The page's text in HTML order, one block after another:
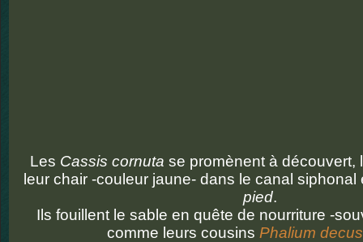
Les Cassis cornuta se promènent à découvert,
leur chair -couleur jaune- dans le canal siphonal
pied.
Ils fouillent le sable en quête de nourriture -
comme leurs cousins Phalium